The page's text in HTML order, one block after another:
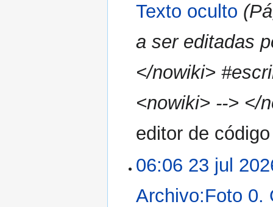
Texto oculto
a ser editadas
</nowiki>
<nowiki> --> </
editor de
06:06 23 jul
Archivo:Foto 0.